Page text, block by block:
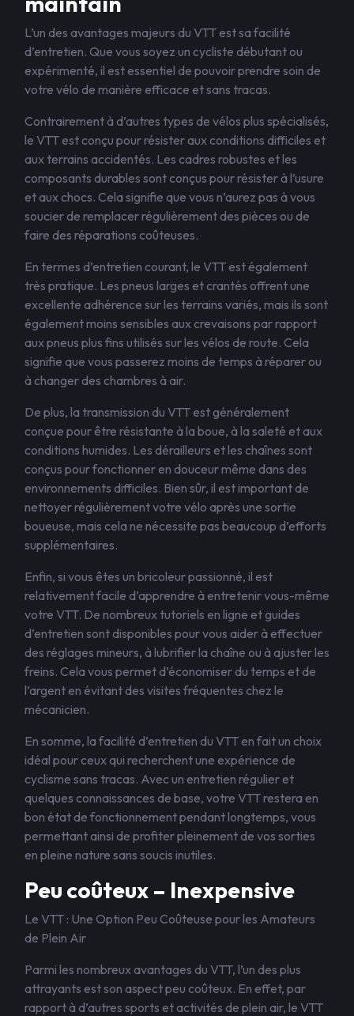
L’un des avantages majeurs du VTT est sa facilité
d’entretien. Que vous soyez un cycliste débutant ou
expérimenté, il est essentiel de pouvoir prendre soin de
votre vélo de manière efficace et sans tracas.
Contrairement à d’autres types de vélos plus spécialisés,
le VTT est conçu pour résister aux conditions difficiles et
aux terrains accidentés. Les cadres robustes et les
composants durables sont conçus pour résister à l’usure
et aux chocs. Cela signifie que vous n’aurez pas à vous
soucier de remplacer régulièrement des pièces ou de
faire des réparations coûteuses.
En termes d’entretien courant, le VTT est également
très pratique. Les pneus larges et crantés offrent une
excellente adhérence sur les terrains variés, mais ils sont
également moins sensibles aux crevaisons par rapport
aux pneus plus fins utilisés sur les vélos de route. Cela
signifie que vous passerez moins de temps à réparer ou
à changer des chambres à air.
De plus, la transmission du VTT est généralement
conçue pour être résistante à la boue, à la saleté et aux
conditions humides. Les dérailleurs et les chaînes sont
conçus pour fonctionner en douceur même dans des
environnements difficiles. Bien sûr, il est important de
nettoyer régulièrement votre vélo après une sortie
boueuse, mais cela ne nécessite pas beaucoup d’efforts
supplémentaires.
Enfin, si vous êtes un bricoleur passionné, il est
relativement facile d’apprendre à entretenir vous-même
votre VTT. De nombreux tutoriels en ligne et guides
d’entretien sont disponibles pour vous aider à effectuer
des réglages mineurs, à lubrifier la chaîne ou à ajuster les
freins. Cela vous permet d’économiser du temps et de
l’argent en évitant des visites fréquentes chez le
mécanicien.
En somme, la facilité d’entretien du VTT en fait un choix
idéal pour ceux qui recherchent une expérience de
cyclisme sans tracas. Avec un entretien régulier et
quelques connaissances de base, votre VTT restera en
bon état de fonctionnement pendant longtemps, vous
permettant ainsi de profiter pleinement de vos sorties
en pleine nature sans soucis inutiles.
Peu coûteux – Inexpensive
Le VTT : Une Option Peu Coûteuse pour les Amateurs
de Plein Air
Parmi les nombreux avantages du VTT, l’un des plus
attrayants est son aspect peu coûteux. En effet, par
rapport à d’autres sports et activités de plein air, le VTT